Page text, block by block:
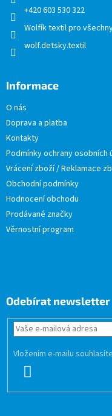
+420 603 530 322
Wolfík textil pro
wolf.detsky.textil
Informace
O nás
Doprava a platba
Kontakty
Podmínky ochrany osobních
Vrácení zboží / Reklamace
Obchodní podmínky
Hodnocení obchodu
Prodávané značky
Věrnostní program
Odebírat newsletter
Vložením e-mailu